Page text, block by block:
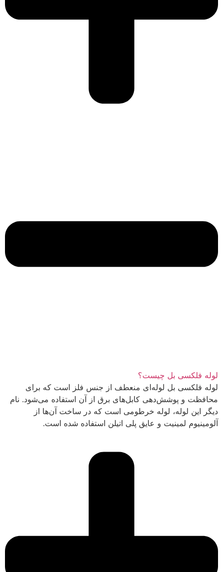
لوله فلکسی بل چیست؟
لوله فلکسی بل لوله‌ای منعطف از جنس فلز است که برای
محافظت و پوشش‌دهی کابل‌های برق از آن استفاده می‌شود. نام
دیگر این لوله، لوله خرطومی است که در ساخت آن‌ها از
آلومینیوم لمینیت و عایق پلی اتیلن استفاده شده است.